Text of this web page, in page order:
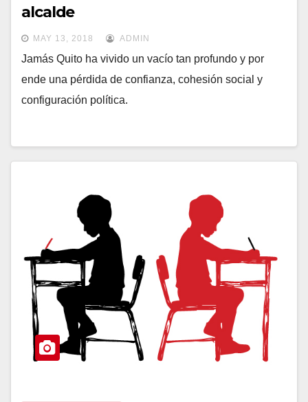
alcalde
MAY 13, 2018 ADMIN
Jamás Quito ha vivido un vacío tan profundo y por
ende una pérdida de confianza, cohesión social y
configuración política.